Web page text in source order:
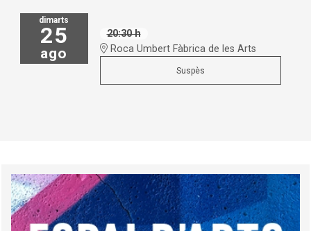
dimarts
25
ago
20:30 h
Roca Umbert Fàbrica de les Arts
Suspès